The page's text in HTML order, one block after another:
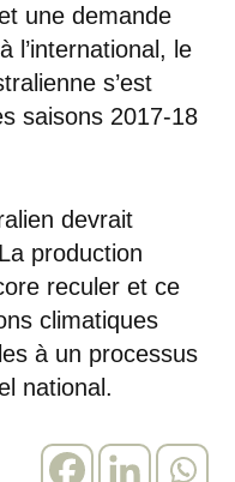
une demande
l’international, le
s’est
saisons 2017-18
devrait
production
reculer et ce
climatiques
à un processus
national.